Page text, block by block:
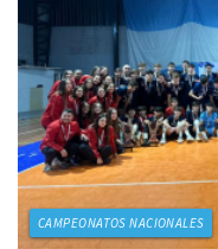
CAMPEONATOS NACIONALES